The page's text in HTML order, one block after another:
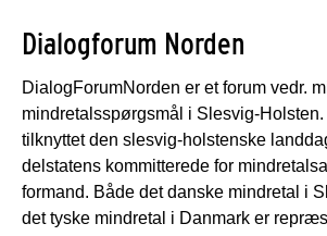
Dialogforum Norden
DialogForumNorden er et forum vedr.
mindretalsspørgsmål i Slesvig-Holsten.
tilknyttet den slesvig-holstenske
delstatens kommitterede for
formand. Både det danske mindretal i
det tyske mindretal i Danmark er